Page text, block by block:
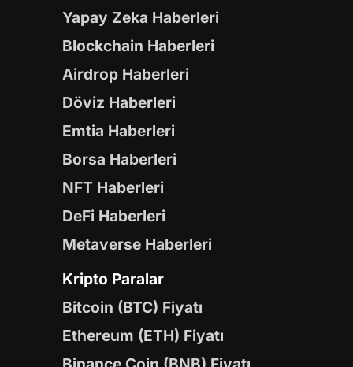
Yapay Zeka Haberleri
Blockchain Haberleri
Airdrop Haberleri
Döviz Haberleri
Emtia Haberleri
Borsa Haberleri
NFT Haberleri
DeFi Haberleri
Metaverse Haberleri
Kripto Paralar
Bitcoin (BTC) Fiyatı
Ethereum (ETH) Fiyatı